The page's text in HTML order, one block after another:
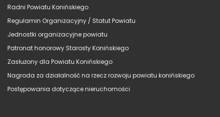
Radni Powiatu Konińskiego
Regulamin Organizacyjny / Statut Powiatu
Jednostki organizacyjne powiatu
Patronat honorowy Starosty Konińskiego
Zasłużony dla Powiatu Konińskiego
Nagroda za działalność na rzecz rozwoju powiatu konińskiego
Postępowania dotyczące nieruchomości